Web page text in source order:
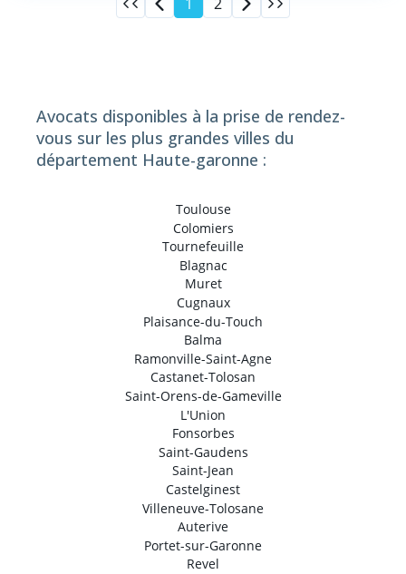
Avocats disponibles à la prise de rendez-
vous sur les plus grandes villes du
département Haute-garonne :
Toulouse
Colomiers
Tournefeuille
Blagnac
Muret
Cugnaux
Plaisance-du-Touch
Balma
Ramonville-Saint-Agne
Castanet-Tolosan
Saint-Orens-de-Gameville
L'Union
Fonsorbes
Saint-Gaudens
Saint-Jean
Castelginest
Villeneuve-Tolosane
Auterive
Portet-sur-Garonne
Revel